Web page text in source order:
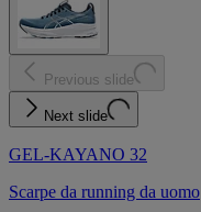
Previous slide
Next slide
GEL-KAYANO 32
Scarpe da running da uomo